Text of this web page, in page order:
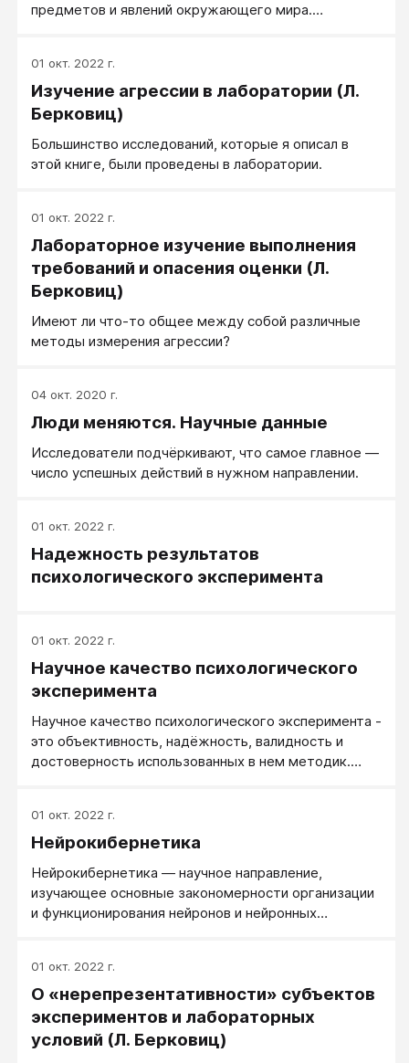
предметов и явлений окружающего мира.
01 окт. 2022 г.
Изучение агрессии в лаборатории (Л.
Берковиц)
Большинство исследований, которые я описал в
этой книге, были проведены в лаборатории.
01 окт. 2022 г.
Лабораторное изучение выполнения
требований и опасения оценки (Л.
Берковиц)
Имеют ли что-то общее между собой различные
методы измерения агрессии?
04 окт. 2020 г.
Люди меняются. Научные данные
Исследователи подчёркивают, что самое главное —
число успешных действий в нужном направлении.
01 окт. 2022 г.
Надежность результатов
психологического эксперимента
01 окт. 2022 г.
Научное качество психологического
эксперимента
Научное качество психологического эксперимента -
это объективность, надёжность, валидность и
достоверность использованных в нем методик.
и валидности.
01 окт. 2022 г.
Нейрокибернетика
Нейрокибернетика — научное направление,
изучающее основные закономерности организации
и функционирования нейронов и нейронных
моделирование, при этом данные физиологического
эксперимента используются в качестве исходного
материала для создания моделей.
01 окт. 2022 г.
О «нерепрезентативности» субъектов
экспериментов и лабораторных
условий (Л. Берковиц)